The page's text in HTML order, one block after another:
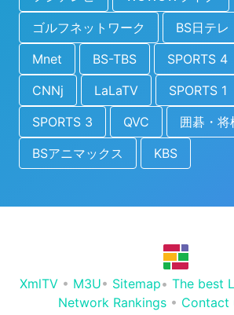
ゴルフネットワーク
BS日テレ
Mnet
BS-TBS SPORTS 4
CNNj
LaLaTV SPORTS 1
SPORTS 3
QVC
囲碁・
BSアニマックス
KBS
XmlTV • M3U• Sitemap• The best
Network Rankings• Contact